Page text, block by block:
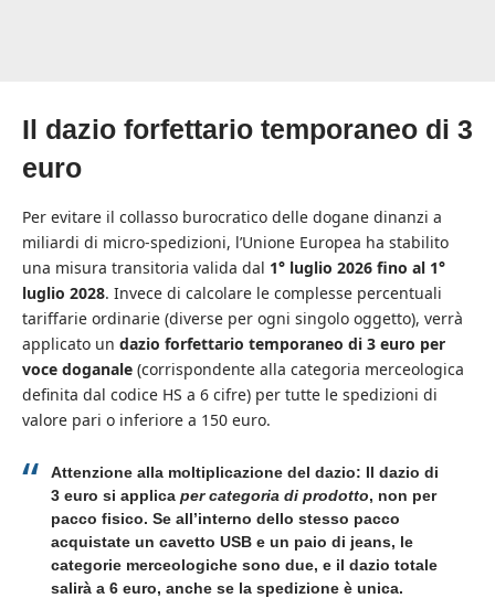
Il dazio forfettario temporaneo di 3
euro
Per evitare il collasso burocratico delle dogane dinanzi a
miliardi di micro-spedizioni, l’Unione Europea ha stabilito
una misura transitoria valida dal 1° luglio 2026 fino al 1°
luglio 2028. Invece di calcolare le complesse percentuali
tariffarie ordinarie (diverse per ogni singolo oggetto), verrà
applicato un dazio forfettario temporaneo di 3 euro per
voce doganale (corrispondente alla categoria merceologica
definita dal codice HS a 6 cifre) per tutte le spedizioni di
valore pari o inferiore a 150 euro.
Attenzione alla moltiplicazione del dazio: Il dazio di
3 euro si applica per categoria di prodotto, non per
pacco fisico. Se all’interno dello stesso pacco
acquistate un cavetto USB e un paio di jeans, le
categorie merceologiche sono due, e il dazio totale
salirà a 6 euro, anche se la spedizione è unica.